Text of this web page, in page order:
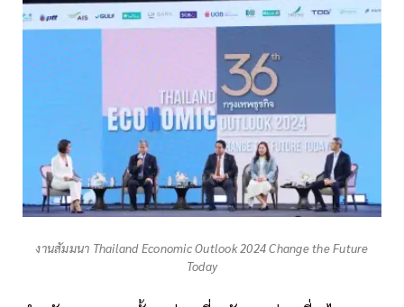
งานสัมมนา Thailand Economic Outlook 2024 Change the Future
Today